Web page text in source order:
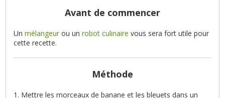
Avant de commencer
Unmélangeur ou unrobot culinaire vous sera fort utile pour
cette recette.
Méthode
Mettre les morceaux de banane et les bleuets dans un